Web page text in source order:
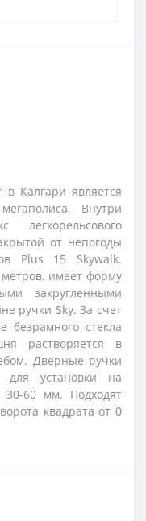
в Калгари является
Внутри
легкорельсового
от непогоды
Plus 15 Skywalk.
имеет форму
закругленными
ручки Sky. За счет
безрамного стекла
растворяется в
Дверные ручки
для установки на
60 мм. Подходят
квадрата от 0